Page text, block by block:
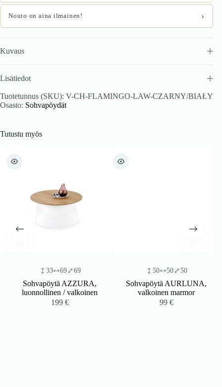
Nouto on aina ilmainen! ›
Kuvaus
Lisätiedot
Tuotetunnus (SKU): V-CH-FLAMINGO-LAW-CZARNY/BIAŁY
Osasto: Sohvapöydät
Tutustu myös
33 69 69
Sohvapöytä AZZURA,
luonnollinen / valkoinen
199€
50 50 50
Sohvapöytä AURLUNA,
valkoinen marmor
99€